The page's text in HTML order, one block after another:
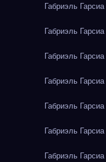
Габриэль
Габриэль
Габриэль
Габриэль
Габриэль
Габриэль
Габриэль